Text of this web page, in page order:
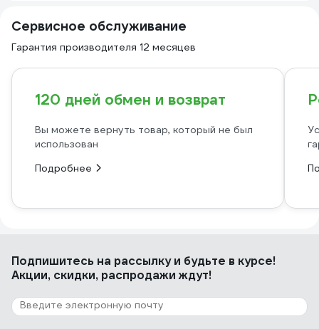
Сервисное обслуживание
Гарантия производителя 12 месяцев
120 дней обмен и возврат
Вы можете вернуть товар, который не был
использован
Подробнее
Подпишитесь на рассылкуи будьте в курсе!
Акции, скидки, распродажи ждут!